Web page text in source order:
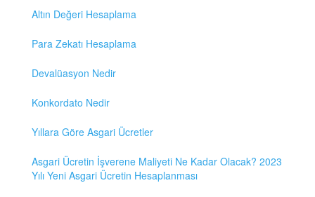
Altın Değeri Hesaplama
Para Zekatı Hesaplama
Devalüasyon Nedir
Konkordato Nedir
Yıllara Göre Asgari Ücretler
Asgari Ücretin İşverene Maliyeti Ne Kadar Olacak? 2023
Yılı Yeni Asgari Ücretin Hesaplanması